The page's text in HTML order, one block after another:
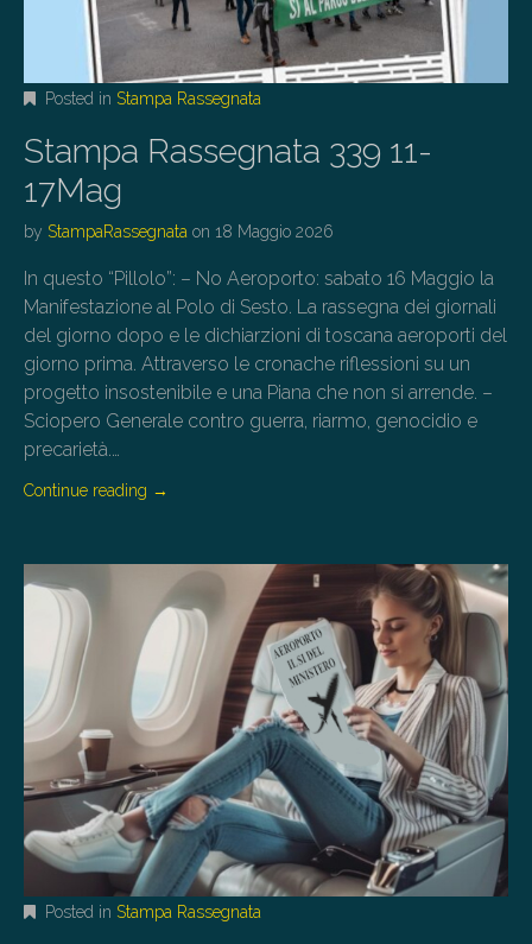
Posted in Stampa Rassegnata
Stampa Rassegnata 339 11-
17Mag
by StampaRassegnata on 18 Maggio 2026
In questo “Pillolo”: – No Aeroporto: sabato 16 Maggio la
Manifestazione al Polo di Sesto. La rassegna dei giornali
del giorno dopo e le dichiarzioni di toscana aeroporti del
giorno prima. Attraverso le cronache riflessioni su un
progetto insostenibile e una Piana che non si arrende. –
Sciopero Generale contro guerra, riarmo, genocidio e
precarietà.…
Continue reading →
Posted in Stampa Rassegnata